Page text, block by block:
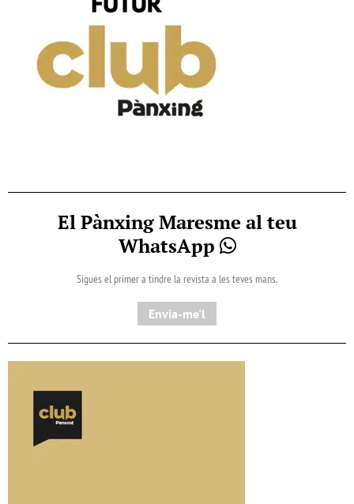
El Pànxing Maresme al teu
WhatsApp
Sigues el primer a tindre la revista a les teves mans.
Envia-me'l